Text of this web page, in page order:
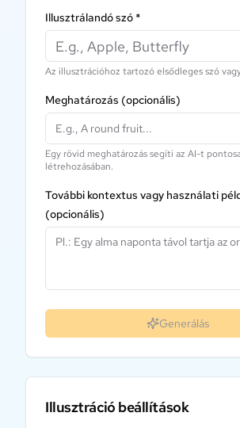
Illusztrálandó szó *
Az illusztrációhoz tartozó elsődleges szó
Meghatározás (opcionális)
Egy rövid meghatározás segíti az AI-t
létrehozásában.
További kontextus vagy használati
(opcionális)
Generálás
Illusztráció beállítások